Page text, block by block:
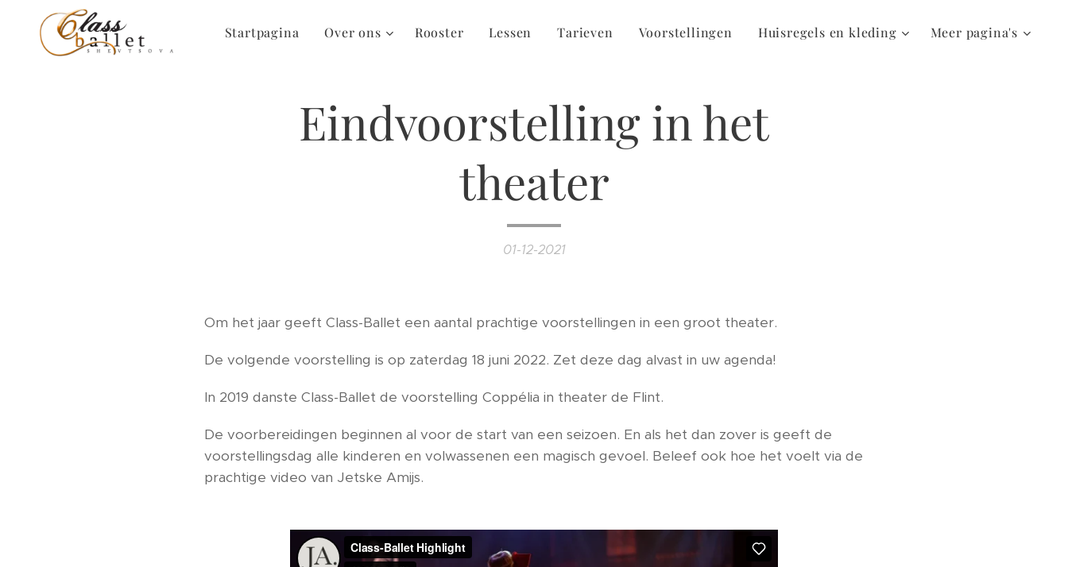
Startpagina Over ons Rooster Lessen Tarieven Voorstellingen Huisregels en kleding Meer pagina's
Eindvoorstelling in het
theater
01-12-2021
Om het jaar geeft Class-Ballet een aantal prachtige voorstellingen in een groot theater.
De volgende voorstelling is op zaterdag 18 juni 2022. Zet deze dag alvast in uw agenda!
In 2019 danste Class-Ballet de voorstelling Coppélia in theater de Flint.
De voorbereidingen beginnen al voor de start van een seizoen. En als het dan zover is geeft de
voorstellingsdag alle kinderen en volwassenen een magisch gevoel. Beleef ook hoe het voelt via de
prachtige video van Jetske Amijs.